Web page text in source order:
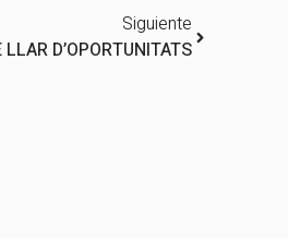
Siguiente
D’OPORTUNITATS